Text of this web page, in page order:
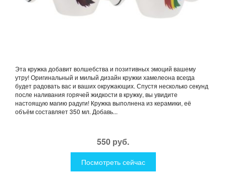
Эта кружка добавит волшебства и позитивных эмоций вашему
утру! Оригинальный и милый дизайн кружки хамелеона всегда
будет радовать вас и ваших окружающих. Спустя несколько секунд
после наливания горячей жидкости в кружку, вы увидите
настоящую магию радуги! Кружка выполнена из керамики, её
объём составляет 350 мл. Добавь...
550 руб.
Посмотреть сейчас